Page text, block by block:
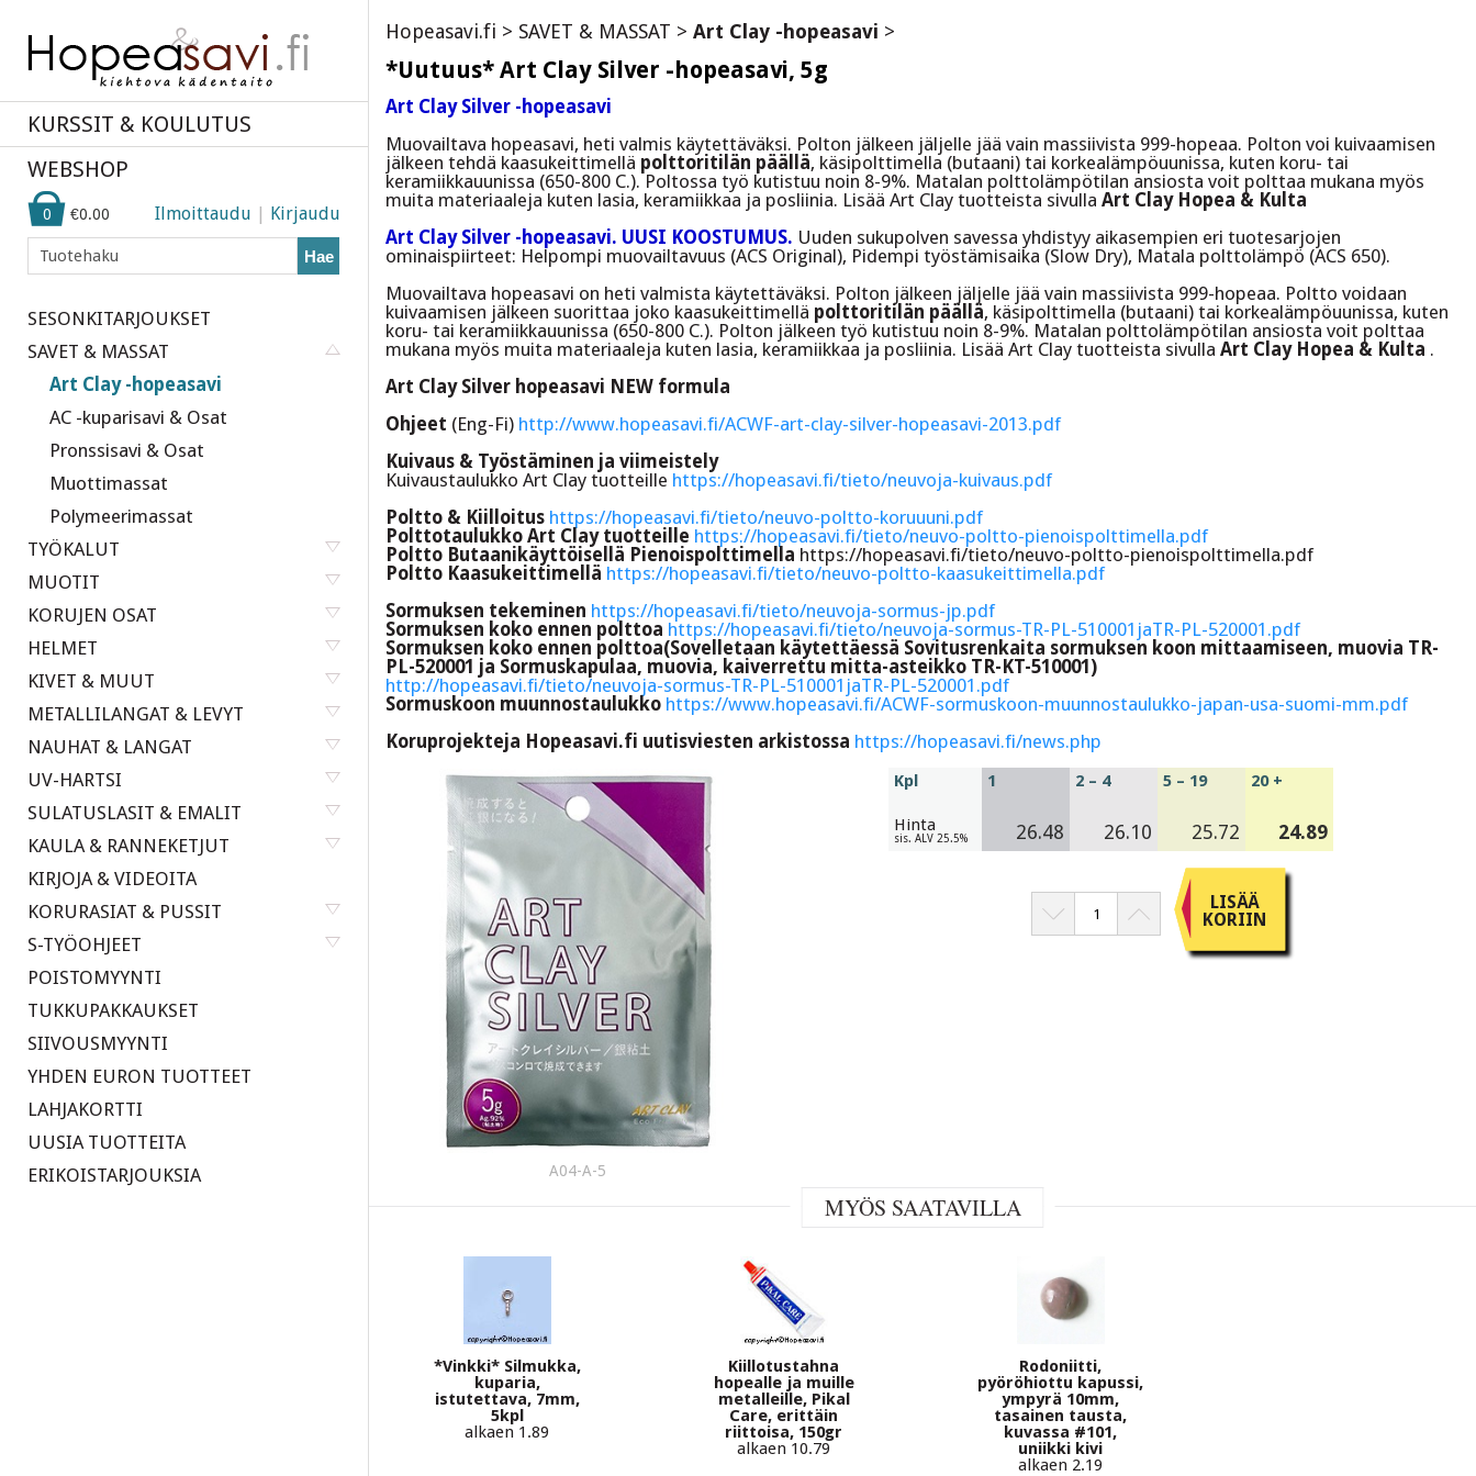
KURSSIT & KOULUTUS
WEBSHOP
Ilmoittaudu | Kirjaudu
0 €0.00
Hae
SESONKITARJOUKSET
SAVET & MASSAT
Art Clay -hopeasavi
AC -kuparisavi & Osat
Pronssisavi & Osat
Muottimassat
Polymeerimassat
TYÖKALUT
MUOTIT
KORUJEN OSAT
HELMET
KIVET & MUUT
METALLILANGAT & LEVYT
NAUHAT & LANGAT
UV-HARTSI
SULATUSLASIT & EMALIT
KAULA & RANNEKETJUT
KIRJOJA & VIDEOITA
KORURASIAT & PUSSIT
S-TYÖOHJEET
POISTOMYYNTI
TUKKUPAKKAUKSET
SIIVOUSMYYNTI
YHDEN EURON TUOTTEET
LAHJAKORTTI
UUSIA TUOTTEITA
ERIKOISTARJOUKSIA
Hopeasavi.fi > SAVET & MASSAT > Art Clay -hopeasavi >
*Uutuus* Art Clay Silver -hopeasavi, 5g
Art Clay Silver -hopeasavi
Muovailtava hopeasavi, heti valmis käytettäväksi. Polton jälkeen jäljelle jää vain massiivista 999-hopeaa. Polton voi kuivaamisen
jälkeen tehdä kaasukeittimellä polttoritilän päällä, käsipolttimella (butaani) tai korkealämpöuunissa, kuten koru- tai
keramiikkauunissa (650-800 C.). Poltossa työ kutistuu noin 8-9%. Matalan polttolämpötilan ansiosta voit polttaa mukana myös
muita materiaaleja kuten lasia, keramiikkaa ja posliinia. Lisää Art Clay tuotteista sivulla Art Clay Hopea & Kulta
Art Clay Silver -hopeasavi. UUSI KOOSTUMUS. Uuden sukupolven savessa yhdistyy aikasempien eri tuotesarjojen
ominaispiirteet: Helpompi muovailtavuus (ACS Original), Pidempi työstämisaika (Slow Dry), Matala polttolämpö (ACS 650).
Muovailtava hopeasavi on heti valmista käytettäväksi. Polton jälkeen jäljelle jää vain massiivista 999-hopeaa. Poltto voidaan
kuivaamisen jälkeen suorittaa joko kaasukeittimellä polttoritilän päällä, käsipolttimella (butaani) tai korkealämpöuunissa, kuten
koru- tai keramiikkauunissa (650-800 C.). Polton jälkeen työ kutistuu noin 8-9%. Matalan polttolämpötilan ansiosta voit polttaa
mukana myös muita materiaaleja kuten lasia, keramiikkaa ja posliinia. Lisää Art Clay tuotteista sivulla Art Clay Hopea & Kulta .
Art Clay Silver hopeasavi NEW formula
Ohjeet (Eng-Fi) http://www.hopeasavi.fi/ACWF-art-clay-silver-hopeasavi-2013.pdf
Kuivaus & Työstäminen ja viimeistely
Kuivaustaulukko Art Clay tuotteille https://hopeasavi.fi/tieto/neuvoja-kuivaus.pdf
Poltto & Kiilloitus https://hopeasavi.fi/tieto/neuvo-poltto-koruuuni.pdf
Polttotaulukko Art Clay tuotteille https://hopeasavi.fi/tieto/neuvo-poltto-pienoispolttimella.pdf
Poltto Butaanikäyttöisellä Pienoispolttimella https://hopeasavi.fi/tieto/neuvo-poltto-pienoispolttimella.pdf
Poltto Kaasukeittimellä https://hopeasavi.fi/tieto/neuvo-poltto-kaasukeittimella.pdf
Sormuksen tekeminen https://hopeasavi.fi/tieto/neuvoja-sormus-jp.pdf
Sormuksen koko ennen polttoa https://hopeasavi.fi/tieto/neuvoja-sormus-TR-PL-510001jaTR-PL-520001.pdf
Sormuksen koko ennen polttoa(Sovelletaan käytettäessä Sovitusrenkaita sormuksen koon mittaamiseen, muovia TR-
PL-520001 ja Sormuskapulaa, muovia, kaiverrettu mitta-asteikko TR-KT-510001)
http://hopeasavi.fi/tieto/neuvoja-sormus-TR-PL-510001jaTR-PL-520001.pdf
Sormuskoon muunnostaulukko https://www.hopeasavi.fi/ACWF-sormuskoon-muunnostaulukko-japan-usa-suomi-mm.pdf
Koruprojekteja Hopeasavi.fi uutisviesten arkistossa https://hopeasavi.fi/news.php
A04-A-5
Kpl
Hinta
sis. ALV 25.5%
1
26.48
2 – 4
26.10
5 – 19
25.72
20 +
24.89
LISÄÄ
KORIIN
MYÖS SAATAVILLA
*Vinkki* Silmukka,
kuparia,
istutettava, 7mm,
5kpl
alkaen 1.89
Kiillotustahna
hopealle ja muille
metalleille, Pikal
Care, erittäin
riittoisa, 150gr
alkaen 10.79
Rodoniitti,
pyöröhiottu kapussi,
ympyrä 10mm,
tasainen tausta,
kuvassa #101,
uniikki kivi
alkaen 2.19